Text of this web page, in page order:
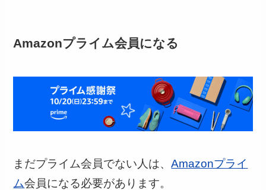
Amazonプライム会員になる
まだプライム会員でない人は、Amazonプライ
ム会員になる必要があります。